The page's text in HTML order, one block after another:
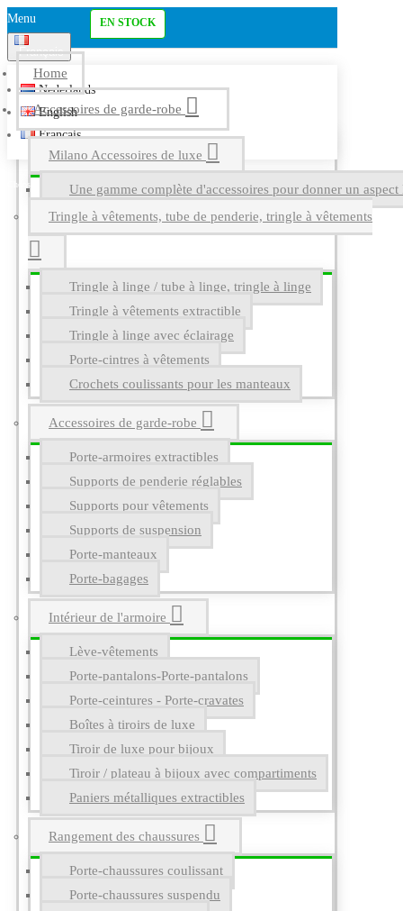
Menu
Français
Nederlands
English
Français
Home
Accessoires de garde-robe
Milano Accessoires de luxe
Une gamme complète d'accessoires pour donner un
Tringle à vêtements, tube de penderie, tringle à vêtements
Tringle à linge / tube à linge, tringle à linge
Tringle à vêtements extractible
Tringle à linge avec éclairage
Porte-cintres à vêtements
Crochets coulissants pour les manteaux
Accessoires de garde-robe
Porte-armoires extractibles
Supports de penderie réglables
Supports pour vêtements
Supports de suspension
Porte-manteaux
Porte-bagages
Intérieur de l'armoire
Lève-vêtements
Porte-pantalons-Porte-pantalons
Porte-ceintures - Porte-cravates
Boîtes à tiroirs de luxe
Tiroir de luxe pour bijoux
Tiroir / plateau à bijoux avec compartiments
Paniers métalliques extractibles
Rangement des chaussures
Porte-chaussures coulissant
Porte-chaussures suspendu
EN STOCK